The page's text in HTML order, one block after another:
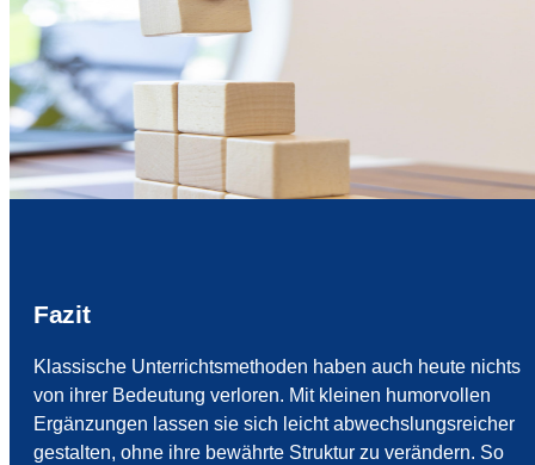
Fazit
Klassische Unterrichtsmethoden haben auch heute nichts
von ihrer Bedeutung verloren. Mit kleinen humorvollen
Ergänzungen lassen sie sich leicht abwechslungsreicher
gestalten, ohne ihre bewährte Struktur zu verändern. So